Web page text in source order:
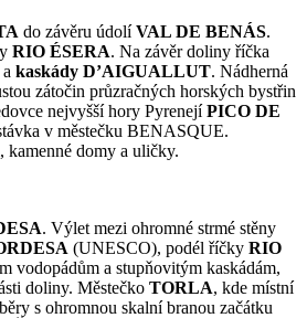
do závěru údolíVAL DE BENÁS.
RIO ÉSERA. Na závěr doliny říčka
kaskády D’AIGUALLUT. Nádherná
zátočin průzračných horských bystřin
nejvyšší hory PyrenejíPICO DE
v městečku BENASQUE.
kamenné domy a uličky.
. Výlet mezi ohromné strmé stěny
(UNESCO), podél říčky RIO
vodopádům a stupňovitým kaskádám,
doliny. Městečko TORLA, kde místní
s ohromnou skalní branou začátku